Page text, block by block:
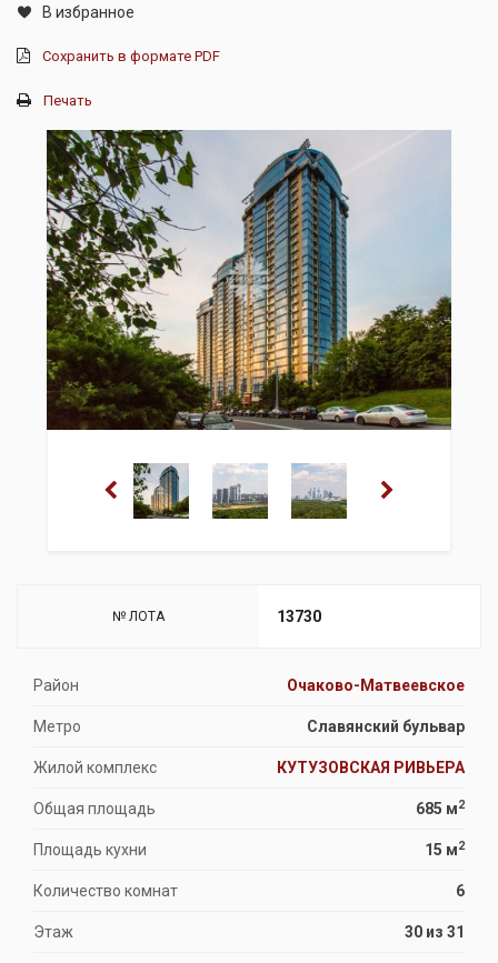
В избранное
Сохранить в формате PDF
Печать
№ ЛОТА 13730
Район Очаково-Матвеевское
Метро Славянский бульвар
Жилой комплекс КУТУЗОВСКАЯ РИВЬЕРА
Общая площадь 685 м2
Площадь кухни 15 м2
Количество комнат 6
Этаж 30 из 31